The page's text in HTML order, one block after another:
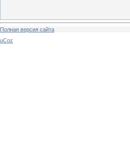
Полная версия сайта
uCoz